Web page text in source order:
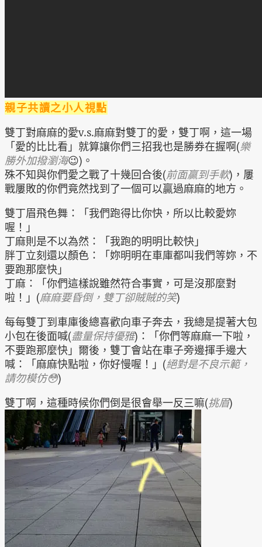
親子共讀之小人視點
雙丁對麻麻的愛v.s.麻麻對雙丁的愛，雙丁啊，這一場
「愛的比比看」就算讓你們三招我也是勝券在握啊(樂
勝外加撥瀏海😉)。
殊不知與你們愛之戰了十幾回合後(前面贏到手軟)，屢
戰屢敗的你們竟然找到了一個可以贏過麻麻的地方。
雙丁眉飛色舞：「我們跑得比你快，所以比較愛妳
喔！」
丁麻則是不以為然：「我跑的明明比較快」
胖丁立刻還以顏色：「妳明明在車庫都叫我們等妳，不
要跑那麼快」
丁麻：「你們這樣說雖然符合事實，可是沒那麼對
啦！」(麻麻要昏倒，雙丁卻賊賊的笑)
每每雙丁到車庫後總喜歡向車子奔去，我總是提著大包
小包在後面喊(盡量保持優雅)：「你們等麻麻一下啦，
不要跑那麼快」爾後，雙丁會站在車子旁邊揮手邊大
喊：「麻麻快點啦，你好慢喔！」(絕對是不良示範，
請勿模仿😳)
雙丁啊，這種時候你們倒是很會舉一反三嘛(挑眉)